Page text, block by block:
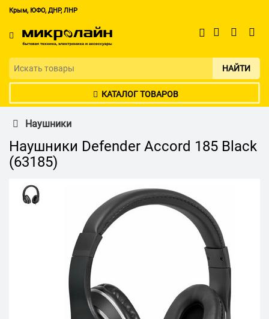
Крым, ЮФО, ДНР, ЛНР
НАЙТИ
КАТАЛОГ ТОВАРОВ
Наушники
Наушники Defender Accord 185 Black
(63185)